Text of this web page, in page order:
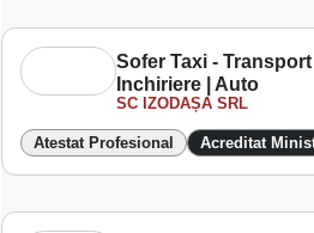
Sofer Taxi -
Inchiriere | Auto
SC IZODAȘA SRL
Atestat Profesional Acreditat